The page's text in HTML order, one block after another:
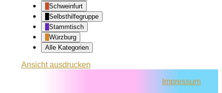
Schweinfurt
Selbsthilfegruppe
Stammtisch
Würzburg
Alle Kategorien
Ansichtausdrucken
Impressum